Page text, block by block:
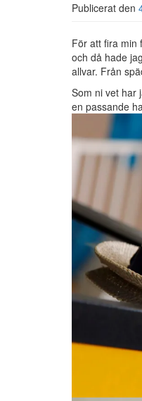
Publicerat den
För att fira min
och då hade
allvar. Från
Som ni vet har
en passande